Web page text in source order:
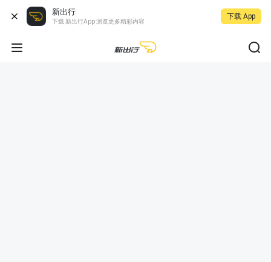
新出行
下载 新出行App 浏览更多精彩内容
下载 App